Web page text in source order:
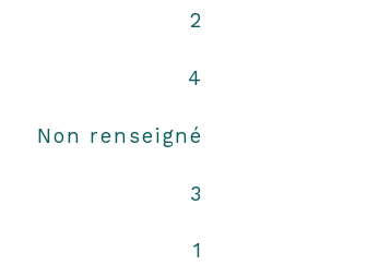
2
4
Non renseigné
3
1